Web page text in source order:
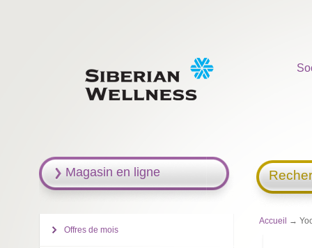
Accueil →
Magasin en ligne
Offres de mois